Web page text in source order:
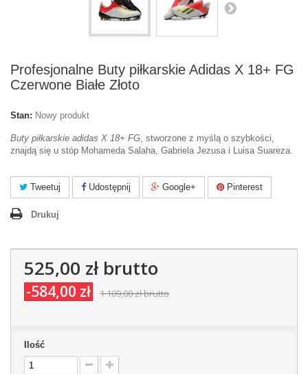
Profesjonalne Buty piłkarskie Adidas X 18+ FG
Czerwone Białe Złoto
Stan: Nowy produkt
Buty piłkarskie adidas X 18+ FG, stworzone z myślą o szybkości,
znajdą się u stóp Mohameda Salaha, Gabriela Jezusa i Luisa Suareza.
Tweetuj Udostępnij Google+ Pinterest
Drukuj
525,00 złbrutto
-584,00 zł 1 109,00 złbrutto
Ilość